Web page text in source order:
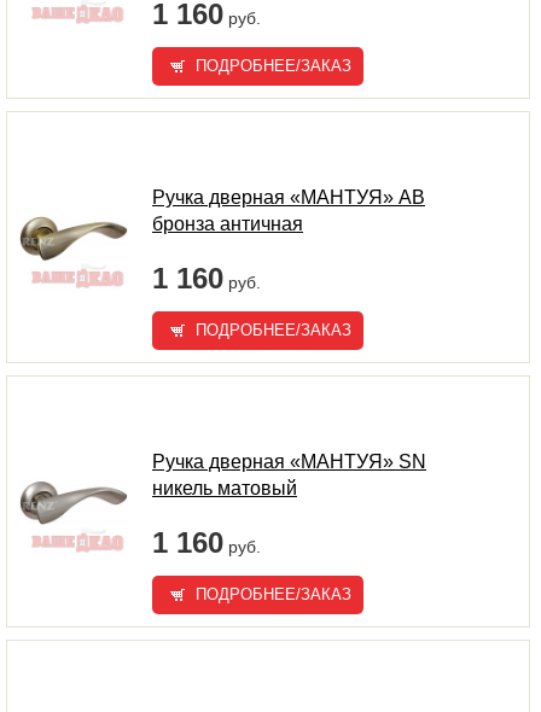
1 160 руб.
ПОДРОБНЕЕ/ЗАКАЗ
Ручка дверная «МАНТУЯ» AB
бронза античная
1 160 руб.
ПОДРОБНЕЕ/ЗАКАЗ
Ручка дверная «МАНТУЯ» SN
никель матовый
1 160 руб.
ПОДРОБНЕЕ/ЗАКАЗ